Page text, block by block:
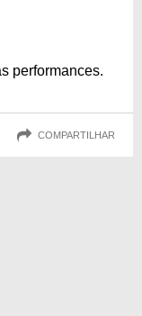
performances.
COMPARTILHAR